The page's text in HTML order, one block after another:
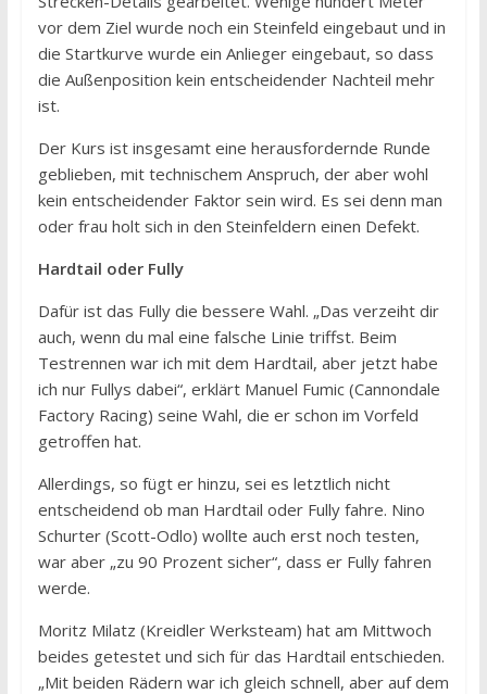
vor dem Ziel wurde noch ein Steinfeld eingebaut und in
die Startkurve wurde ein Anlieger eingebaut, so dass
die Außenposition kein entscheidender Nachteil mehr
ist.
Der Kurs ist insgesamt eine herausfordernde Runde
geblieben, mit technischem Anspruch, der aber wohl
kein entscheidender Faktor sein wird. Es sei denn man
oder frau holt sich in den Steinfeldern einen Defekt.
Hardtail oder Fully
Dafür ist das Fully die bessere Wahl. „Das verzeiht dir
auch, wenn du mal eine falsche Linie triffst. Beim
Testrennen war ich mit dem Hardtail, aber jetzt habe
ich nur Fullys dabei“, erklärt Manuel Fumic (Cannondale
Factory Racing) seine Wahl, die er schon im Vorfeld
getroffen hat.
Allerdings, so fügt er hinzu, sei es letztlich nicht
entscheidend ob man Hardtail oder Fully fahre. Nino
Schurter (Scott-Odlo) wollte auch erst noch testen,
war aber „zu 90 Prozent sicher“, dass er Fully fahren
werde.
Moritz Milatz (Kreidler Werksteam) hat am Mittwoch
beides getestet und sich für das Hardtail entschieden.
„Mit beiden Rädern war ich gleich schnell, aber auf dem